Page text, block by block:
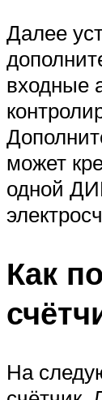
Далее
входные
может
одной
Как
На